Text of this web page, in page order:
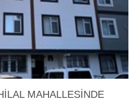
MAHALLESİNDE